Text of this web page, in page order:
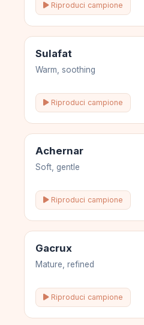
Riproduci campione
Sulafat
Warm, soothing
Riproduci campione
Achernar
Soft, gentle
Riproduci campione
Gacrux
Mature, refined
Riproduci campione